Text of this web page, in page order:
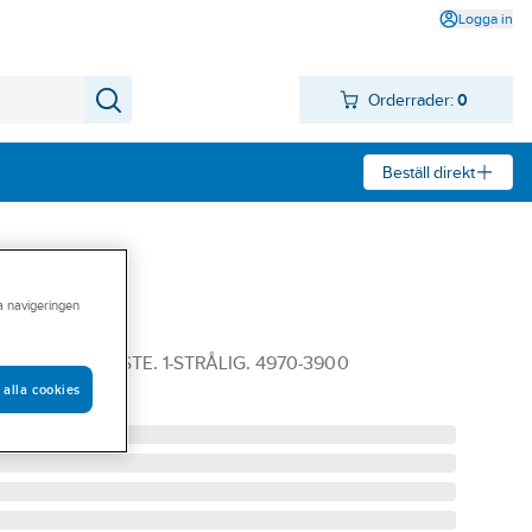
Logga in
Orderrader: 0
Beställ direkt
FRK. FLEXI FÄSTE. 1-STRÅLIG. 4970-3900
navigeringen
alla cookies